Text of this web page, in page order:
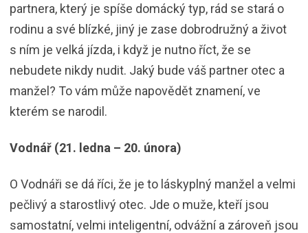
partnera, který je spíše domácký typ, rád se stará o
rodinu a své blízké, jiný je zase dobrodružný a život
s ním je velká jízda, i když je nutno říct, že se
nebudete nikdy nudit. Jaký bude váš partner otec a
manžel? To vám může napovědět znamení, ve
kterém se narodil.
Vodnář (21. ledna – 20. února)
O Vodnáři se dá říci, že je to láskyplný manžel a velmi
pečlivý a starostlivý otec. Jde o muže, kteří jsou
samostatní, velmi inteligentní, odvážní a zároveň jsou